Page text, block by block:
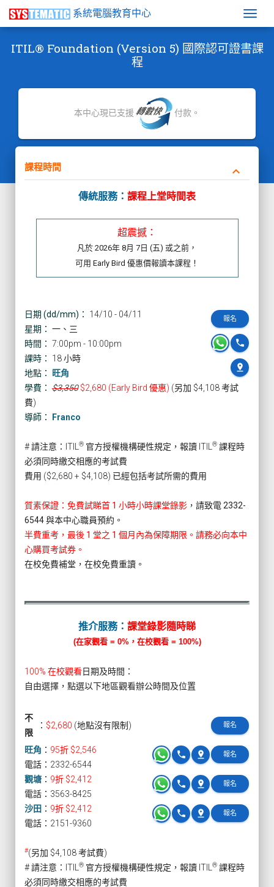
系統電腦教育中心
ITIL® Foundation (Version 5) 國際認可證書課
程
本中心現已支援 付款。
課程時間 keyboard_arrow_down
傳統服務： 課程上堂時間表
超震撼：
凡於 2026年 8月 7日 (五) 或之前，
可用 Early Bird 優惠價報讀本課程！
日期 (dd/mm)： 14/10 - 04/11 報名
phone
pin_drop
星期： 一、三
時間： 7:00pm - 10:00pm
課時：
18 小時
地點：
旺角
學費： $3,350 $2,680 (Early Bird 優惠) (另加 $4,108 考試
費)
導師：
Franco
# 請注意：ITIL ® 官方授權機構硬性規定，報讀 ITIL ® 課程時
必須同時繳交相應的考試費
費用 ($2,680 + $4,108) 已經包括考試所需的費用
質素保證：免費試睇首 1 小時小時課堂錄影 ，請致電 2332-
6544 與本中心職員預約。
半費重考，最後 1 堂之 1 個月內為保障期限。請務必向本中
心購買考試券。
在校免費補堂，在校免費重讀。
推介服務： 課堂錄影隨時睇
(在家觀看 = 0%，在校觀看 = 100%)
100% 在校觀看日期及時間：
自由選擇，點選以下地區觀看辦公時間及位置
不
限
： $2,680 (地點沒有限制) 報名
旺角 ： 95折 $2,546 報名
pin_drop
phone
電話：2332-6544
觀塘 ： 9折 $2,412 報名
pin_drop
phone
電話：3563-8425
沙田 ： 9折 $2,412 報名
pin_drop
phone
電話：2151-9360
#(另加 $4,108 考試費)
# 請注意：ITIL
® 官方授權機構硬性規定，報讀 ITIL ® 課程時
必須同時繳交相應的考試費